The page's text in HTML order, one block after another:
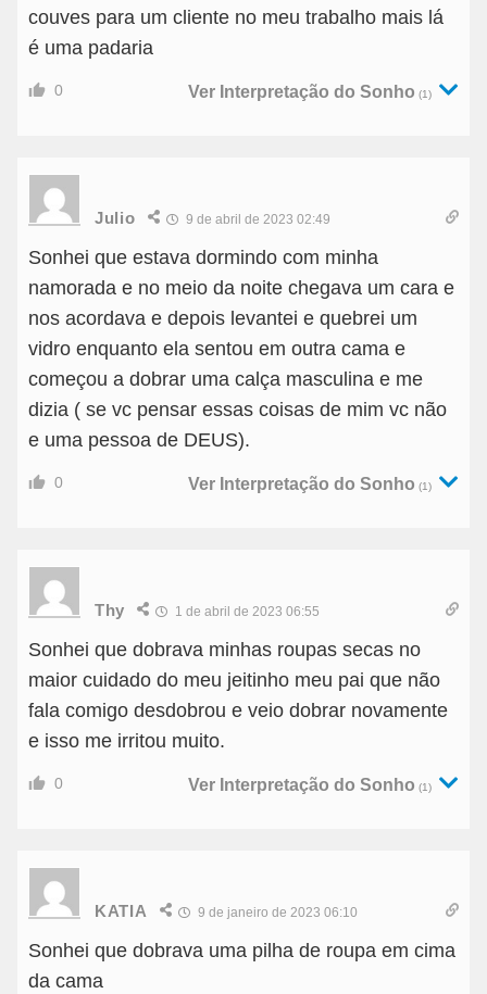
couves para um cliente no meu trabalho mais lá
é uma padaria
0 Ver Interpretação do Sonho (1)
Julio 9 de abril de 2023 02:49
Sonhei que estava dormindo com minha
namorada e no meio da noite chegava um cara e
nos acordava e depois levantei e quebrei um
vidro enquanto ela sentou em outra cama e
começou a dobrar uma calça masculina e me
dizia ( se vc pensar essas coisas de mim vc não
e uma pessoa de DEUS).
0 Ver Interpretação do Sonho (1)
Thy 1 de abril de 2023 06:55
Sonhei que dobrava minhas roupas secas no
maior cuidado do meu jeitinho meu pai que não
fala comigo desdobrou e veio dobrar novamente
e isso me irritou muito.
0 Ver Interpretação do Sonho (1)
KATIA 9 de janeiro de 2023 06:10
Sonhei que dobrava uma pilha de roupa em cima
da cama